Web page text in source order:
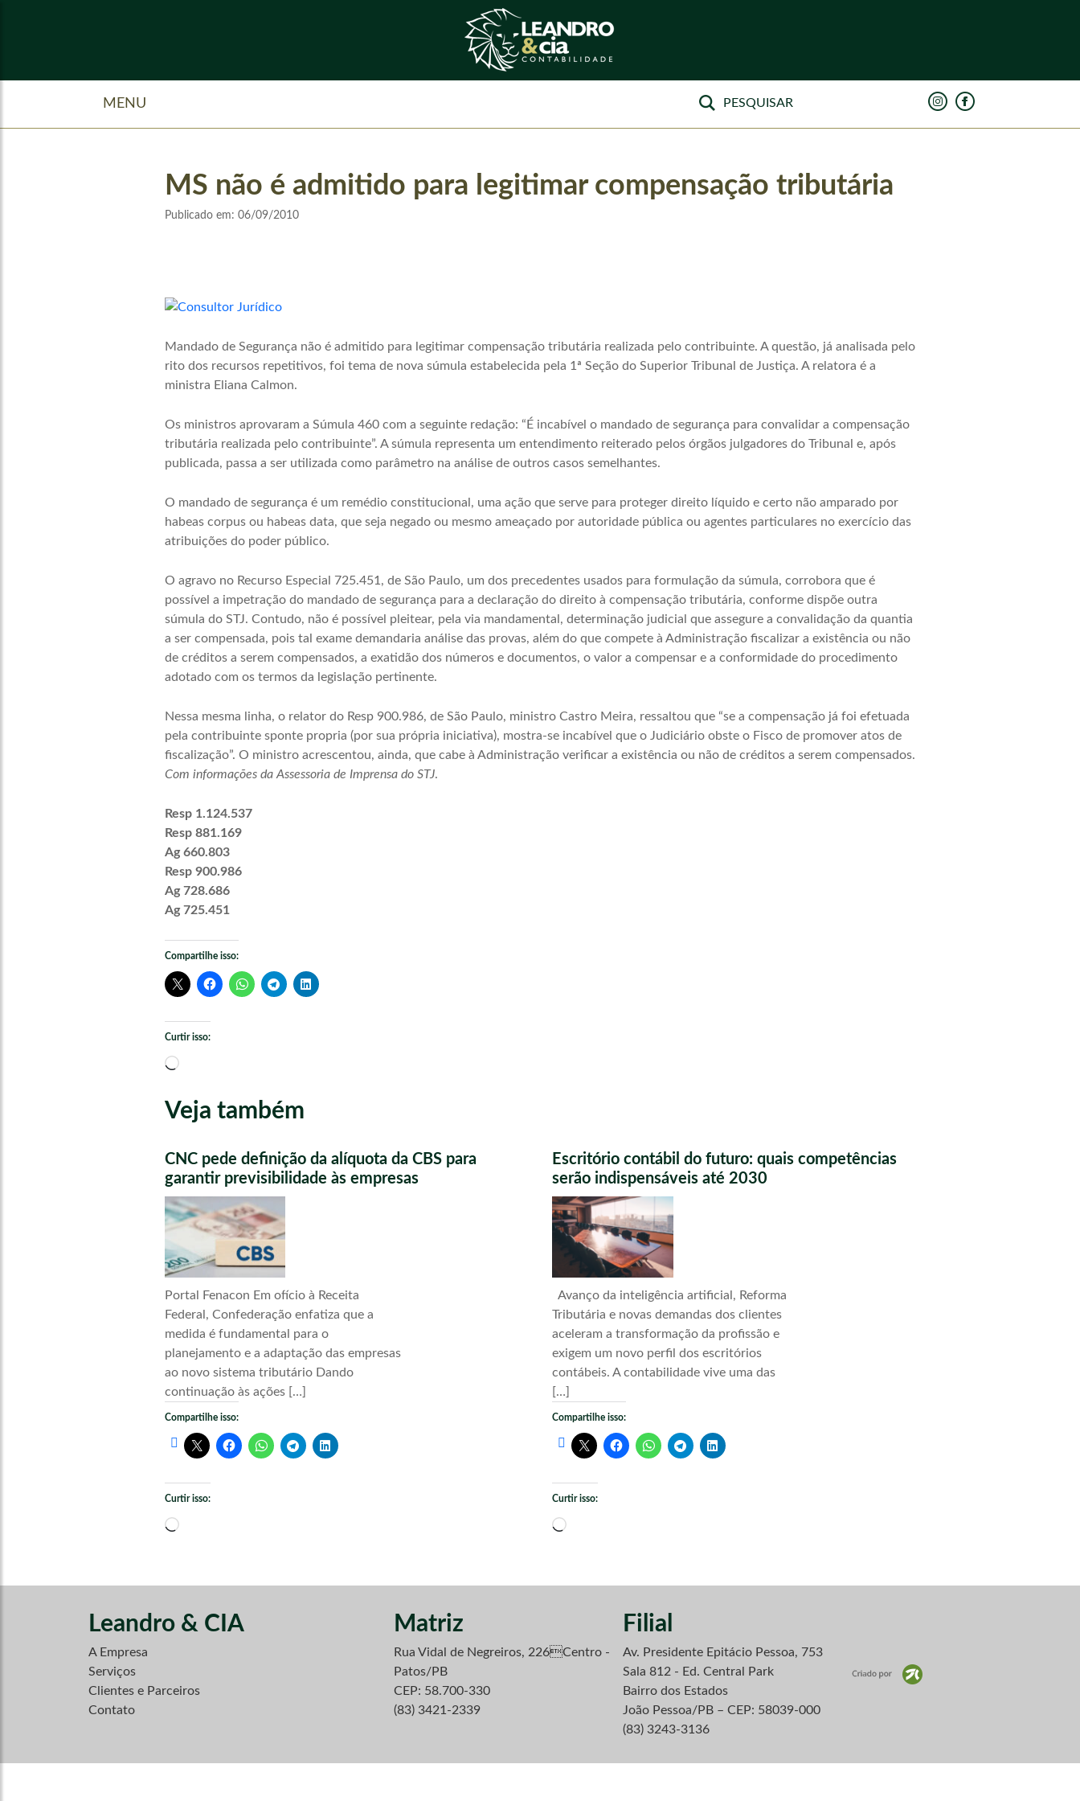
MENU
MS não é admitido para legitimar compensação tributária
Publicado em: 06/09/2010
Mandado de Segurança não é admitido para legitimar compensação tributária realizada pelo contribuinte. A questão, já analisada pelo
rito dos recursos repetitivos, foi tema de nova súmula estabelecida pela 1ª Seção do Superior Tribunal de Justiça. A relatora é a
ministra Eliana Calmon.
Os ministros aprovaram a Súmula 460 com a seguinte redação: “É incabível o mandado de segurança para convalidar a compensação
tributária realizada pelo contribuinte”. A súmula representa um entendimento reiterado pelos órgãos julgadores do Tribunal e, após
publicada, passa a ser utilizada como parâmetro na análise de outros casos semelhantes.
O mandado de segurança é um remédio constitucional, uma ação que serve para proteger direito líquido e certo não amparado por
habeas corpus ou habeas data, que seja negado ou mesmo ameaçado por autoridade pública ou agentes particulares no exercício das
atribuições do poder público.
O agravo no Recurso Especial 725.451, de São Paulo, um dos precedentes usados para formulação da súmula, corrobora que é
possível a impetração do mandado de segurança para a declaração do direito à compensação tributária, conforme dispõe outra
súmula do STJ. Contudo, não é possível pleitear, pela via mandamental, determinação judicial que assegure a convalidação da quantia
a ser compensada, pois tal exame demandaria análise das provas, além do que compete à Administração fiscalizar a existência ou não
de créditos a serem compensados, a exatidão dos números e documentos, o valor a compensar e a conformidade do procedimento
adotado com os termos da legislação pertinente.
Nessa mesma linha, o relator do Resp 900.986, de São Paulo, ministro Castro Meira, ressaltou que “se a compensação já foi efetuada
pela contribuinte sponte propria (por sua própria iniciativa), mostra-se incabível que o Judiciário obste o Fisco de promover atos de
fiscalização”. O ministro acrescentou, ainda, que cabe à Administração verificar a existência ou não de créditos a serem compensados.
Com informações da Assessoria de Imprensa do STJ.
Resp 1.124.537
Resp 881.169
Ag 660.803
Resp 900.986
Ag 728.686
Ag 725.451
Compartilhe isso:
Curtir isso:
Carregando...
Veja também
CNC pede definição da alíquota da CBS para
garantir previsibilidade às empresas
Portal Fenacon Em ofício à Receita
Federal, Confederação enfatiza que a
medida é fundamental para o
planejamento e a adaptação das empresas
ao novo sistema tributário Dando
continuação às ações […]
Compartilhe isso:
Curtir isso:
Carregando...
Escritório contábil do futuro: quais competências
serão indispensáveis até 2030
Avanço da inteligência artificial, Reforma
Tributária e novas demandas dos clientes
aceleram a transformação da profissão e
exigem um novo perfil dos escritórios
contábeis. A contabilidade vive uma das
[…]
Compartilhe isso:
Curtir isso:
Carregando...
Leandro & CIA
A Empresa
Serviços
Clientes e Parceiros
Contato
Matriz
Rua Vidal de Negreiros, 226Centro -
Patos/PB
CEP: 58.700-330
(83) 3421-2339
Filial
Av. Presidente Epitácio Pessoa, 753
Sala 812 - Ed. Central Park
Bairro dos Estados
João Pessoa/PB – CEP: 58039-000
(83) 3243-3136